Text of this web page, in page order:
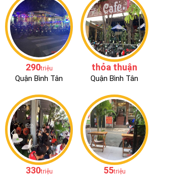
290triệu
Quận Bình Tân
thỏa thuận
Quận Bình Tân
330triệu 55triệu